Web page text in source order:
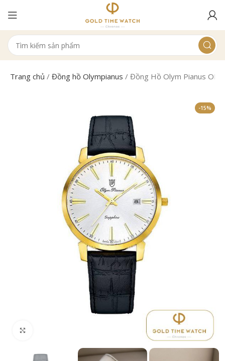
Trang chủ /Đồng hồ Olympianus /Đồng Hồ Olym Pianus
-15%